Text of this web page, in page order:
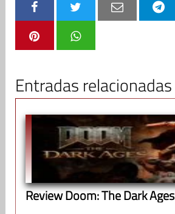
Entradas relacionadas
Review Doom: The Dark Ages